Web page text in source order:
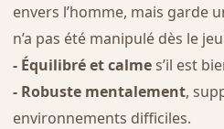
envers l’homme, mais garde
n’a pas été manipulé dès le
- Équilibré et calmes’il est
- Robuste mentalement,
environnements difficiles.